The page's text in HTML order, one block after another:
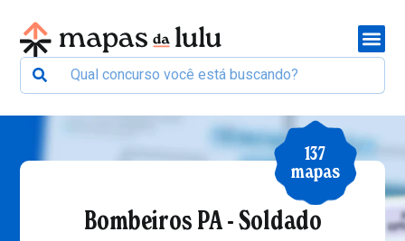
137
mapas
Bombeiros PA - Soldado